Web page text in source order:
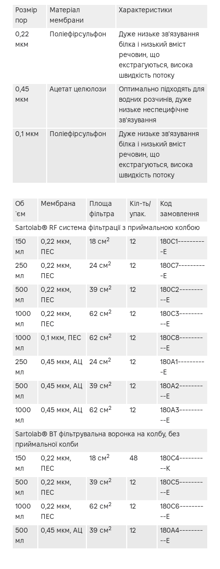
Розмір
пор
Матеріал
мембрани
Характеристики
0,22
мкм
Поліефірсульфон
Дуже низьке зв'язування
білка і низький вміст
речовин, що
екстрагуються, висока
швидкість потоку
0,45
мкм
Ацетат целюлози
Оптимально підходять для
водних розчинів, дуже
низьке неспецифічне
зв'язування
0,1 мкм
Поліефірсульфон
Дуже низьке зв'язування
білка і низький вміст
речовин, що
екстрагуються, висока
швидкість потоку
Об
`єм
Мембрана
Площа
фільтра
Кіл-ть/
упак.
Код
замовлення
Sartolab® RF система фільтрації з приймальною колбою
150
мл
0,22 мкм,
ПЕС
18 см2 12
180C1---------
-E
250
мл
0,22 мкм,
ПЕС
24 см2 12
180C7---------
-E
500
мл
0,22 мкм,
ПЕС
39 см2 12
180C2--------
--E
1000
мл
0,22 мкм,
ПЕС
62 см2 12
180C3--------
--E
1000
мл
0,1 мкм, ПЕС 62 см2 12
180C8--------
--E
250
мл
0,45 мкм, АЦ 24 см2 12
180A1---------
-E
500
мл
0,45 мкм, АЦ 39 см2 12
180A2--------
--E
1000
мл
0,45 мкм, АЦ 62 см2 12
180A3--------
--E
Sartolab® BT фільтрувальна воронка на колбу, без
приймальної колби
150
мл
0,22 мкм,
ПЕС
18 см2 48
180C4--------
--K
500
мл
0,22 мкм,
ПЕС
39 см2 12
180C5--------
--E
1000
мл
0,22 мкм,
ПЕС
62 см2 12
180C6--------
--E
500
мл
0,45 мкм, АЦ 39 см2 12
180A4--------
--E